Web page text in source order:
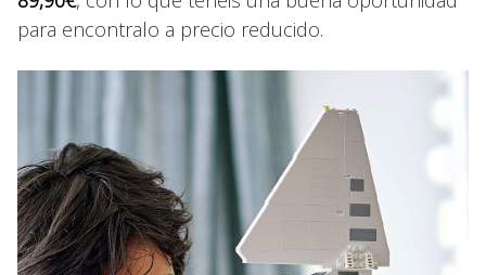
para encontralo a precio reducido.